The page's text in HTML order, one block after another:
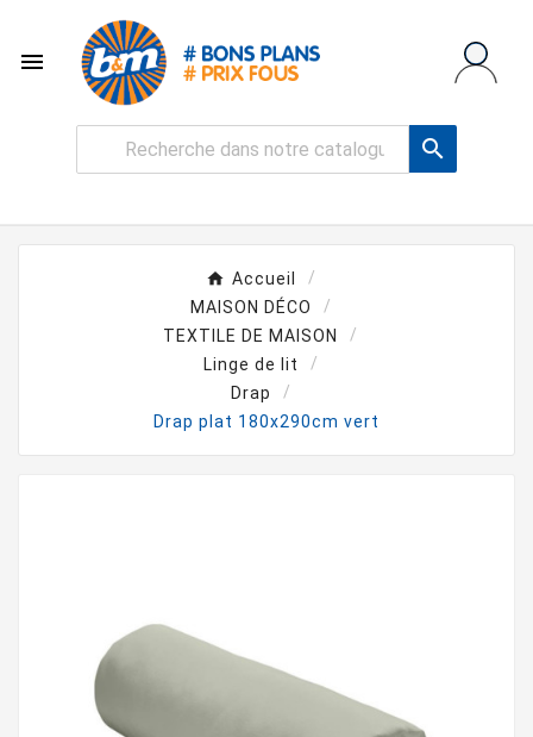


Accueil
MAISON DÉCO
TEXTILE DE MAISON
Linge de lit
Drap
Drap plat 180x290cm vert